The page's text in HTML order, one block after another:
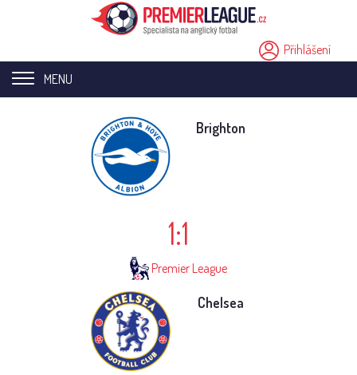
Přihlášení
MENU
Brighton
1:1
Premier League
Chelsea